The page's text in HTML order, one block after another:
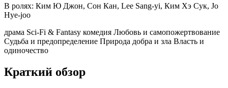
В ролях: Ким Ю Джон, Сон Кан, Lee Sang-yi, Ким Хэ Сук, Jo
Hye-joo
драма Sci-Fi & Fantasy комедия Любовь и самопожертвование
Судьба и предопределение Природа добра и зла Власть и
одиночество
Краткий обзор